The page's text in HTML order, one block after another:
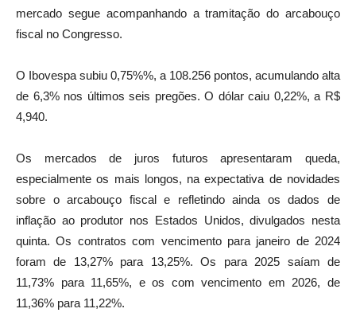
mercado segue acompanhando a tramitação do arcabouço
fiscal no Congresso.
O Ibovespa subiu 0,75%%, a 108.256 pontos, acumulando alta
de 6,3% nos últimos seis pregões. O dólar caiu 0,22%, a R$
4,940.
Os mercados de juros futuros apresentaram queda,
especialmente os mais longos, na expectativa de novidades
sobre o arcabouço fiscal e refletindo ainda os dados de
inflação ao produtor nos Estados Unidos, divulgados nesta
quinta. Os contratos com vencimento para janeiro de 2024
foram de 13,27% para 13,25%. Os para 2025 saíam de
11,73% para 11,65%, e os com vencimento em 2026, de
11,36% para 11,22%.